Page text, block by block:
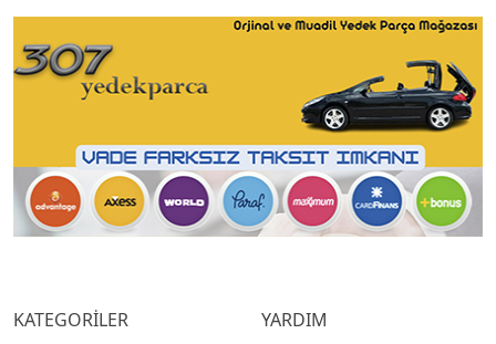
KATEGORİLER YARDIM